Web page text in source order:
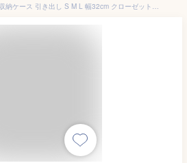
【レビュー特典付き】 収納ケース 引き出し S M L 幅32cm クローゼットシステム ライクイット （ 収納 like-it クローゼット 衣類収納 収納ボックス 衣装ケース 奥行52 高さ16.1 高さ21.5 高さ31.8 プラスチック 洋服 衣類 日本製 ）【3980円以上送料無料】